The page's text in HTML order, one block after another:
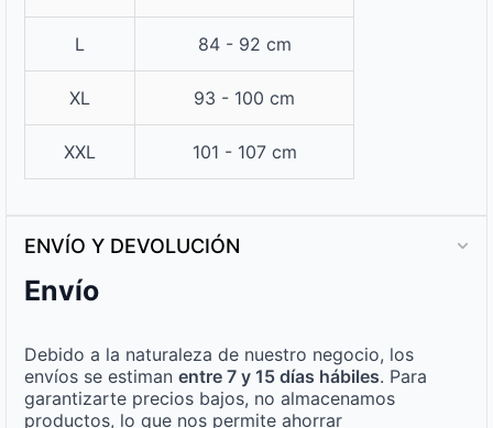
L 84 - 92 cm
XL 93 - 100 cm
XXL 101 - 107 cm
ENVÍO Y DEVOLUCIÓN
Envío
Debido a la naturaleza de nuestro negocio, los
envíos se estiman entre 7 y 15 días hábiles. Para
garantizarte precios bajos, no almacenamos
productos, lo que nos permite ahorrar